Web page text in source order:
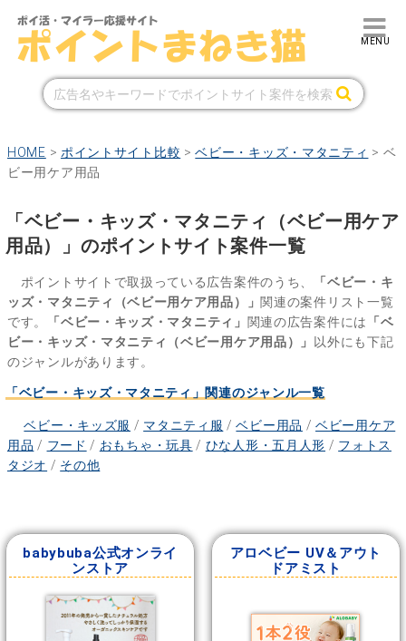
HOME > ポイントサイト比較 >ベビー・キッズ・マタニティ > ベ
ビー用ケア用品
「ベビー・キッズ・マタニティ（ベビー用ケア
用品）」のポイントサイト案件一覧
ポイントサイトで取扱っている広告案件のうち、
「ベビー・キ
ッズ・マタニティ（ベビー用ケア用品）」 関連の案件リスト一覧
です。
「ベビー・キッズ・マタニティ」 関連の広告案件には
「ベ
ビー・キッズ・マタニティ（ベビー用ケア用品）」
以外にも下記
のジャンルがあります。
「ベビー・キッズ・マタニティ」関連のジャンル一覧
ベビー・キッズ服 / マタニティ服 /ベビー用品 /ベビー用ケア
用品 / フード / おもちゃ・玩具 / ひな人形・五月人形 / フォトス
タジオ / その他
babybuba公式オンライ
ンストア
アロベビー UV＆アウト
ドアミスト